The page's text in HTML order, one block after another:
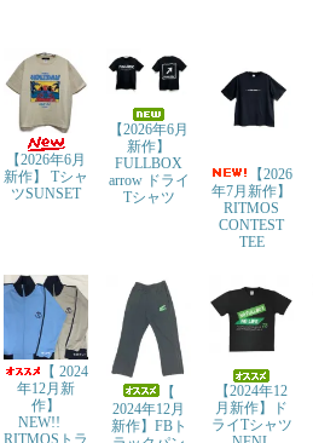
【2026年6月
新作】 Tシャ
ツSUNSET
【2026年6月
新作】
FULLBOX
arrow ドライ
Tシャツ
【2026
年7月新作】
RITMOS
CONTEST
TEE
【 2024
年12月新
作】
NEW!!
RITMOSトラ
【
2024年12月
新作】FBト
【2024年12
月新作】ド
ライTシャツ